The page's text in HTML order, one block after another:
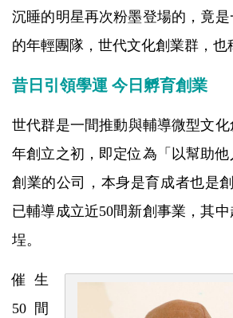
沉睡的明星再次粉墨登場的，竟
的年輕團隊，世代文化創業群，也
昔日引領學運 今日孵育創業
世代群是一間推動與輔導微型文化
年創立之初，即定位為「以幫助
創業的公司，本身是育成者也是
已輔導成立近50間新創事業，其
埕。
催生
50間